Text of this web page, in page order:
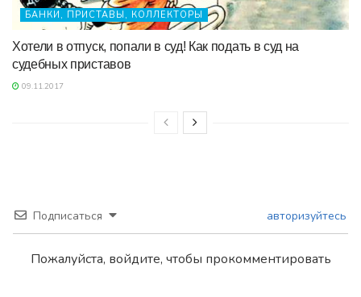
БАНКИ, ПРИСТАВЫ, КОЛЛЕКТОРЫ
Хотели в отпуск, попали в суд! Как подать в суд на
судебных приставов
09.11.2017
Подписаться авторизуйтесь
Пожалуйста, войдите, чтобы прокомментировать